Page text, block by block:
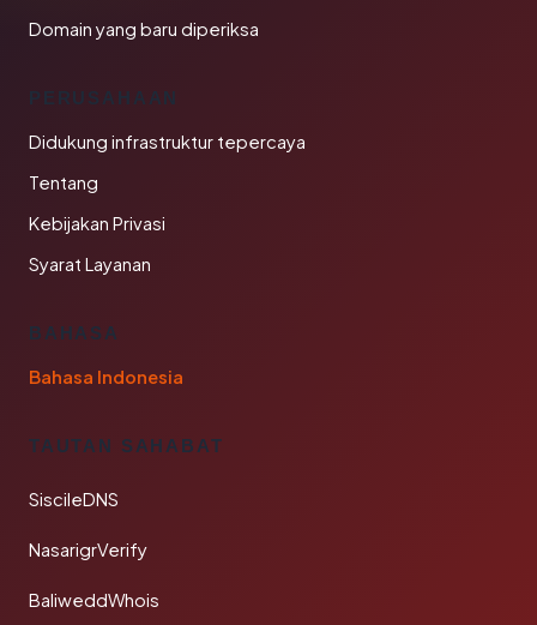
Domain yang baru diperiksa
PERUSAHAAN
Didukung infrastruktur tepercaya
Tentang
Kebijakan Privasi
Syarat Layanan
BAHASA
Bahasa Indonesia
TAUTAN SAHABAT
SiscileDNS
NasarigrVerify
BaliweddWhois